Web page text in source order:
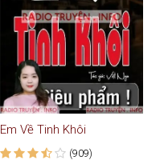
Em Về Tinh Khôi
(909)